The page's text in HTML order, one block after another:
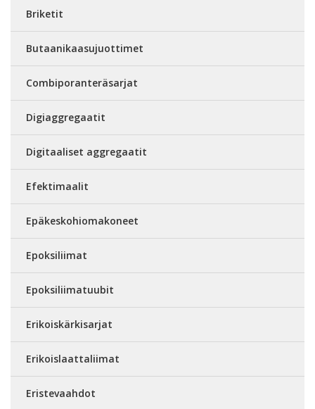
Briketit
Butaanikaasujuottimet
Combiporanteräsarjat
Digiaggregaatit
Digitaaliset aggregaatit
Efektimaalit
Epäkeskohiomakoneet
Epoksiliimat
Epoksiliimatuubit
Erikoiskärkisarjat
Erikoislaattaliimat
Eristevaahdot